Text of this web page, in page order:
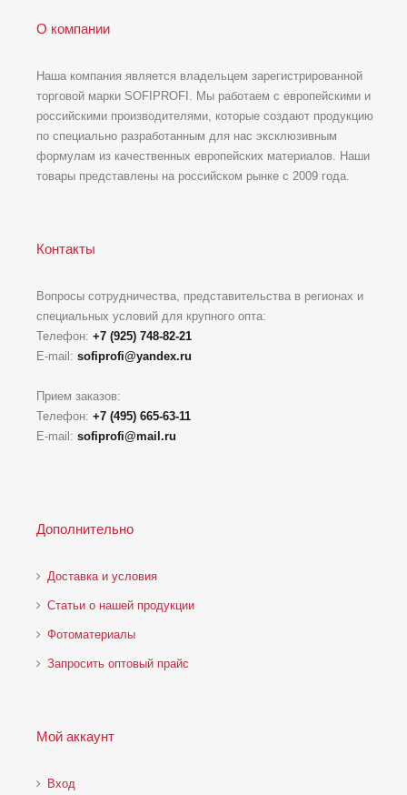
О компании
Наша компания является владельцем зарегистрированной
торговой марки SOFIPROFI. Мы работаем с европейскими и
российскими производителями, которые создают продукцию
по специально разработанным для нас эксклюзивным
формулам из качественных европейских материалов. Наши
товары представлены на российском рынке с 2009 года.
Контакты
Вопросы сотрудничества, представительства в регионах и
специальных условий для крупного опта:
Телефон: +7 (925) 748-82-21
E-mail: sofiprofi@yandex.ru
Прием заказов:
Телефон: +7 (495) 665-63-11
E-mail: sofiprofi@mail.ru
Дополнительно
Доставка и условия
Статьи о нашей продукции
Фотоматериалы
Запросить оптовый прайс
Мой аккаунт
Вход